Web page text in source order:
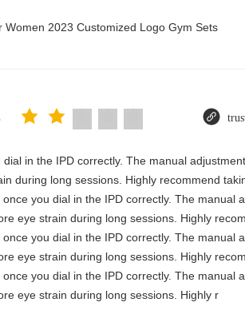
2023 Customized Logo Gym Sets
in the IPD correctly. The manual
during long sessions. Highly recommend
you dial in the IPD correctly. The manual
eye strain during long sessions. Highly
you dial in the IPD correctly. The manual
eye strain during long sessions. Highly
you dial in the IPD correctly. The manual
eye strain during long sessions. Highly r